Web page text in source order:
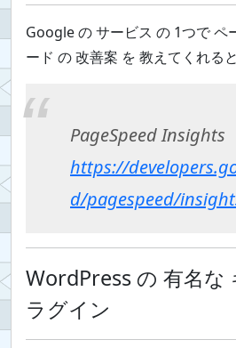
Google の サービス の 1つで ペ
ード の 改善案 を 教えてくれる
PageSpeed Insights
https://
d/pagespeed/
WordPress の 有名な
ラグイン